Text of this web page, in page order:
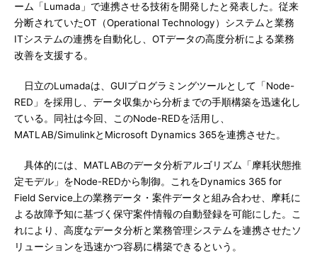
ーム「Lumada」で連携させる技術を開発したと発表した。従来
分断されていたOT（Operational Technology）システムと業務
ITシステムの連携を自動化し、OTデータの高度分析による業務
改善を支援する。
日立のLumadaは、GUIプログラミングツールとして「Node-
RED」を採用し、データ収集から分析までの手順構築を迅速化し
ている。同社は今回、このNode-REDを活用し、
MATLAB/SimulinkとMicrosoft Dynamics 365を連携させた。
具体的には、MATLABのデータ分析アルゴリズム「摩耗状態推
定モデル」をNode-REDから制御。これをDynamics 365 for
Field Service上の業務データ・案件データと組み合わせ、摩耗に
よる故障予知に基づく保守案件情報の自動登録を可能にした。こ
れにより、高度なデータ分析と業務管理システムを連携させたソ
リューションを迅速かつ容易に構築できるという。